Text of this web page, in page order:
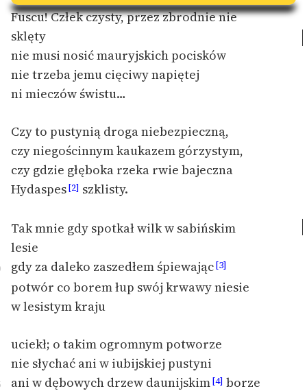
uczennic i uczniów z
niepełnosprawnościami
E-kolekcja lektur
szkolnych i literatury do
słuchania dla uczennic i
uczniów z
Feministyczne inspiracje.
Popularyzacja
skandynawskiej literatury
feministycznej
Ręce pełne poezji
Kolekcje edukacyjne
twórców przechodzących
do domeny publicznej,
lektur szkolnych oraz
Starego Testamentu
Odkurzamy bohaterów
Szkoła Poezji Wolnych
Lektur
Fuscu!Człek czysty, przez zbrodnie nie
sklęty
nie musi nosić mauryjskich pocisków
nie trzeba jemu cięciwy napiętej
ni mieczów świstu…
Czy to pustynią droga niebezpieczną,
czy niegościnnym kaukazem górzystym,
czy gdzie głęboka rzeka rwie bajeczna
Hydaspes[2] szklisty.
Tak mnie gdy spotkał wilk w sabińskim
lesie
gdy za daleko zaszedłem śpiewając[3]
potwór co borem łup swój krwawy niesie
w lesistym kraju
uciekł; o takim ogromnym potworze
nie słychać ani w iubijskiej pustyni
ani w dębowych drzew daunijskim[4] borze